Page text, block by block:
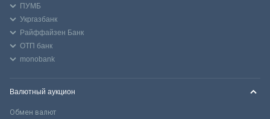
ПУМБ
Укргазбанк
Райффайзен Банк
ОТП банк
monobank
Валютный аукцион
Обмен валют